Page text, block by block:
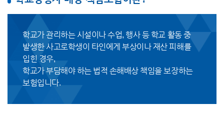
학교가 관리하는 시설이나 수업, 행사 등 학교 활동 중
발생한 사고로학생이 타인에게 부상이나 재산 피해를
입힌 경우,
학교가 부담해야 하는 법적 손해배상 책임을 보장하는
보험입니다.